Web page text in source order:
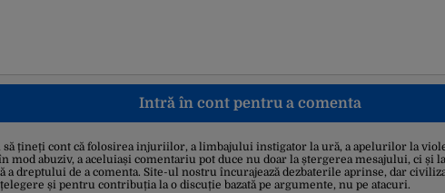
Intră în cont pentru a comenta
să țineți cont că folosirea injuriilor, a limbajului instigator la ură, a apelurilor la
mod abuziv, a aceluiași comentariu pot duce nu doar la ștergerea mesajului, ci și
a dreptului de a comenta. Site-ul nostru încurajează dezbaterile aprinse, dar
și pentru contribuția la o discuție bazată pe argumente, nu pe atacuri.